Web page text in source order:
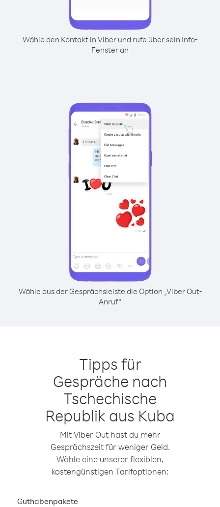
Wähle den Kontakt in Viber und rufe über sein Info-
Fenster an
Wähle aus der Gesprächsleiste die Option „Viber Out-
Anruf“
Tipps für
Gespräche nach
Tschechische
Republik aus Kuba
Mit Viber Out hast du mehr
Gesprächszeit für weniger Geld.
Wähle eine unserer flexiblen,
kostengünstigen Tarifoptionen:
Guthabenpakete